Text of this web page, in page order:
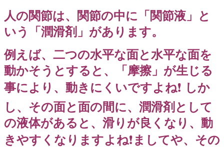
人の関節は、関節の中に「関節液」と
いう「潤滑剤」があります。
例えば、二つの水平な面と水平な面を
動かそうとすると、「摩擦」が生じる
事により、動きにくいですよね❗️ しか
し、その面と面の間に、潤滑剤として
の液体があると、滑りが良くなり、動
きやすくなりますよね❗️ましてや、その